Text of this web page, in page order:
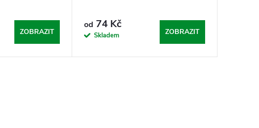
ZOBRAZIT
od 74 Kč
Skladem ZOBRAZIT